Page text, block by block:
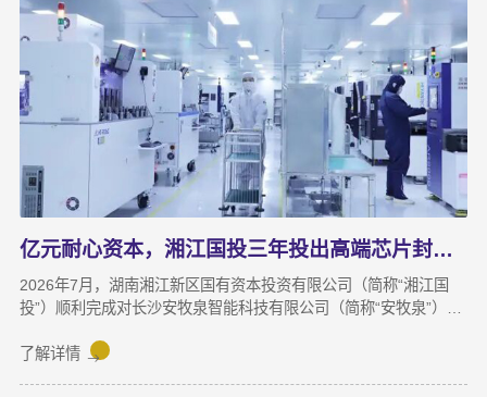
亿元耐心资本，湘江国投三年投出高端芯片封测“尖子生”
2026年7月，湖南湘江新区国有资本投资有限公司（简称“湘江国
投”）顺利完成对长沙安牧泉智能科技有限公司（简称“安牧泉”）
本依托旗下自主管理的3支产业基金，累计对安牧泉投资已达1亿
了解详情